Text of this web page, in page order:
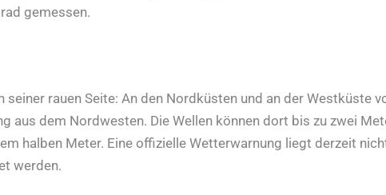
gemessen.
rauen Seite: An den Nordküsten und an der Westküste
aus dem Nordwesten. Die Wellen können dort bis zu zwei
halben Meter. Eine offizielle Wetterwarnung liegt derzeit
werden.